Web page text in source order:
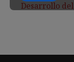
Desarrollo